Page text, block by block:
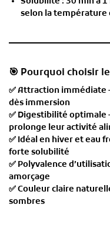
selon la température
🎯 Pourquoi choisir
✅Attraction immédiate
dès immersion
✅ Digestibilité optimale
prolonge leur activité
✅ Idéal en hiver et eau
forte solubilité
✅ Polyvalence
amorçage
✅Couleur claire
sombres